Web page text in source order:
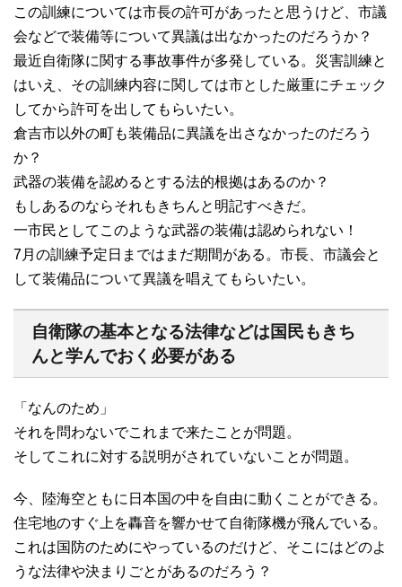
この訓練については市長の許可があったと思うけど、市議
会などで装備等について異議は出なかったのだろうか？
最近自衛隊に関する事故事件が多発している。災害訓練と
はいえ、その訓練内容に関しては市とした厳重にチェック
してから許可を出してもらいたい。
倉吉市以外の町も装備品に異議を出さなかったのだろう
か？
武器の装備を認めるとする法的根拠はあるのか？
もしあるのならそれもきちんと明記すべきだ。
一市民としてこのような武器の装備は認められない！
7月の訓練予定日まではまだ期間がある。市長、市議会と
して装備品について異議を唱えてもらいたい。
自衛隊の基本となる法律などは国民もきち
んと学んでおく必要がある
「なんのため」
それを問わないでこれまで来たことが問題。
そしてこれに対する説明がされていないことが問題。
今、陸海空ともに日本国の中を自由に動くことができる。
住宅地のすぐ上を轟音を響かせて自衛隊機が飛んでいる。
これは国防のためにやっているのだけど、そこにはどのよ
うな法律や決まりごとがあるのだろう？